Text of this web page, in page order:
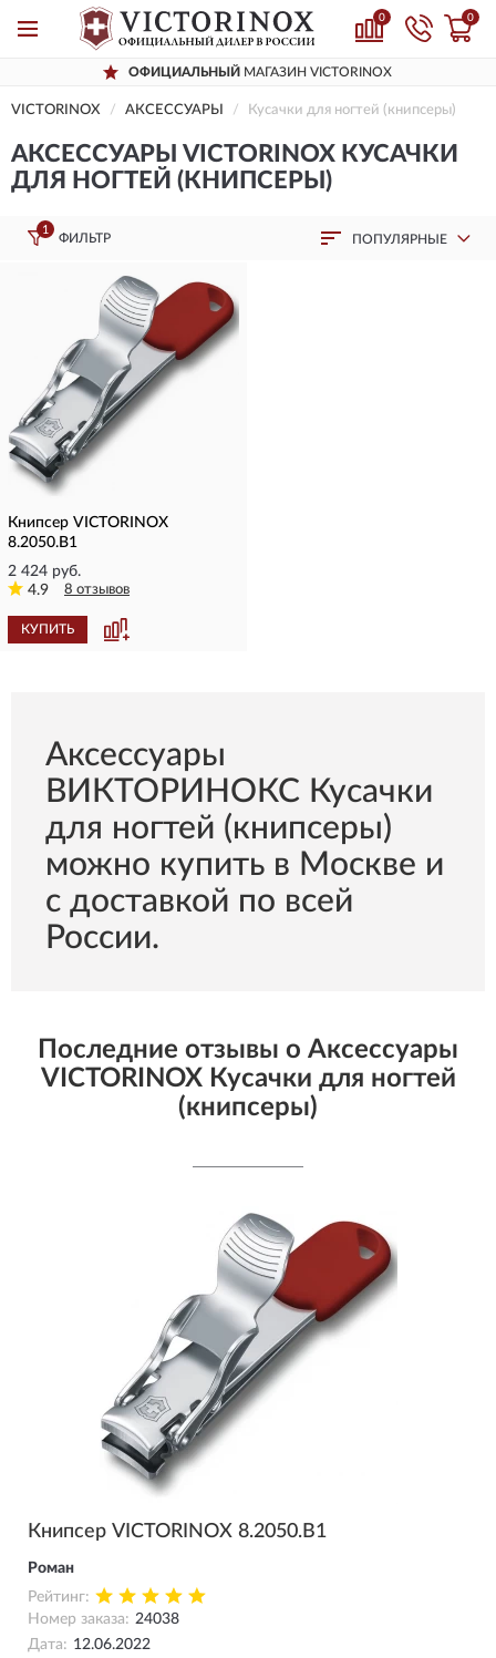
0 0
ОФИЦИАЛЬНЫЙ МАГАЗИН VICTORINOX
VICTORINOX AКСЕССУАРЫ Кусачки для ногтей (книпсеры)
AКСЕССУАРЫ VICTORINOX КУСАЧКИ
ДЛЯ НОГТЕЙ (КНИПСЕРЫ)
1
ФИЛЬТР ПОПУЛЯРНЫЕ
Книпсер VICTORINOX
8.2050.B1
2 424 руб.
4.9
8 отзывов
КУПИТЬ
Aксессуары
ВИКТОРИНОКС Кусачки
для ногтей (книпсеры)
можно купить в Москве и
с доставкой по всей
России.
Последние отзывы о Aксессуары
VICTORINOX Кусачки для ногтей
(книпсеры)
Книпсер VICTORINOX 8.2050.B1
Роман
Рейтинг:
Номер заказа: 24038
Дата: 12.06.2022